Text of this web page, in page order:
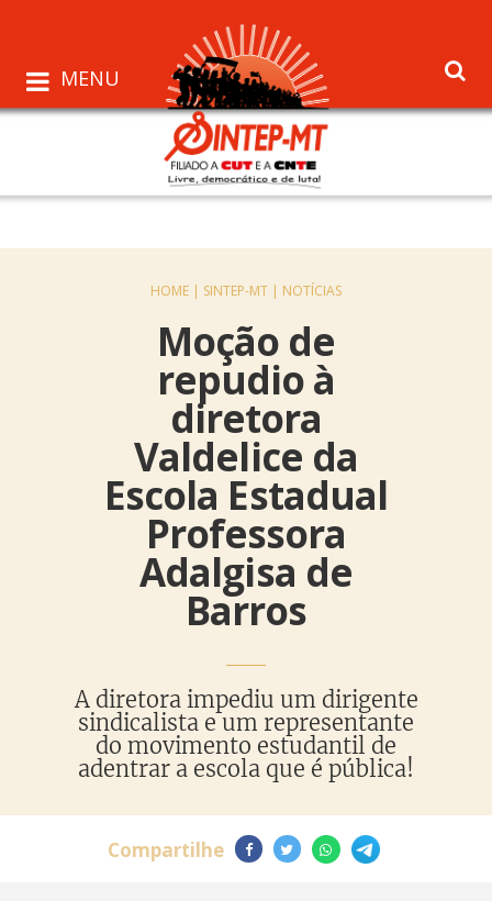
MENU
HOME | SINTEP-MT | NOTÍCIAS
Moção de
repudio à
diretora
Valdelice da
Escola Estadual
Professora
Adalgisa de
Barros
A diretora impediu um dirigente
sindicalista e um representante
do movimento estudantil de
adentrar a escola que é pública!
Compartilhe